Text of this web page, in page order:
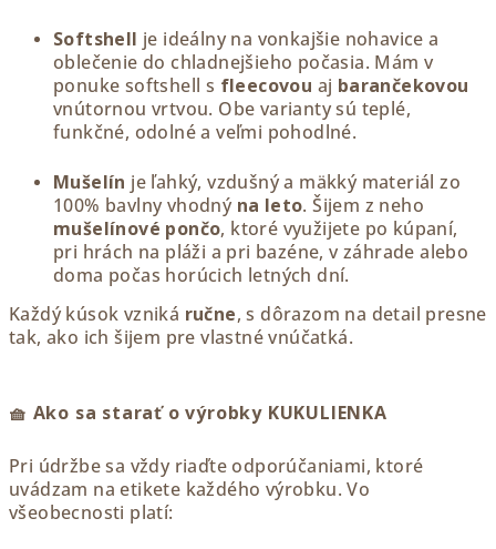
Softshell je ideálny na vonkajšie nohavice a
oblečenie do chladnejšieho počasia. Mám v
ponuke softshell s fleecovou aj barančekovou
vnútornou vrtvou. Obe varianty sú teplé,
funkčné, odolné a veľmi pohodlné.
Mušelín je ľahký, vzdušný a mäkký materiál zo
100% bavlny vhodný na leto. Šijem z neho
mušelínové pončo, ktoré využijete po kúpaní,
pri hrách na pláži a pri bazéne, v záhrade alebo
doma počas horúcich letných dní.
Každý kúsok vzniká ručne, s dôrazom na detail presne
tak, ako ich šijem pre vlastné vnúčatká.
🧺 Ako sa starať o výrobky KUKULIENKA
Pri údržbe sa vždy riaďte odporúčaniami, ktoré
uvádzam na etikete každého výrobku. Vo
všeobecnosti platí: